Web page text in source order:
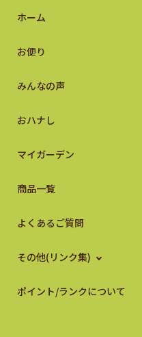
ホーム
お便り
みんなの声
おハナし
マイガーデン
商品一覧
よくあるご質問
その他(リンク集)
ポイント/ランクについて